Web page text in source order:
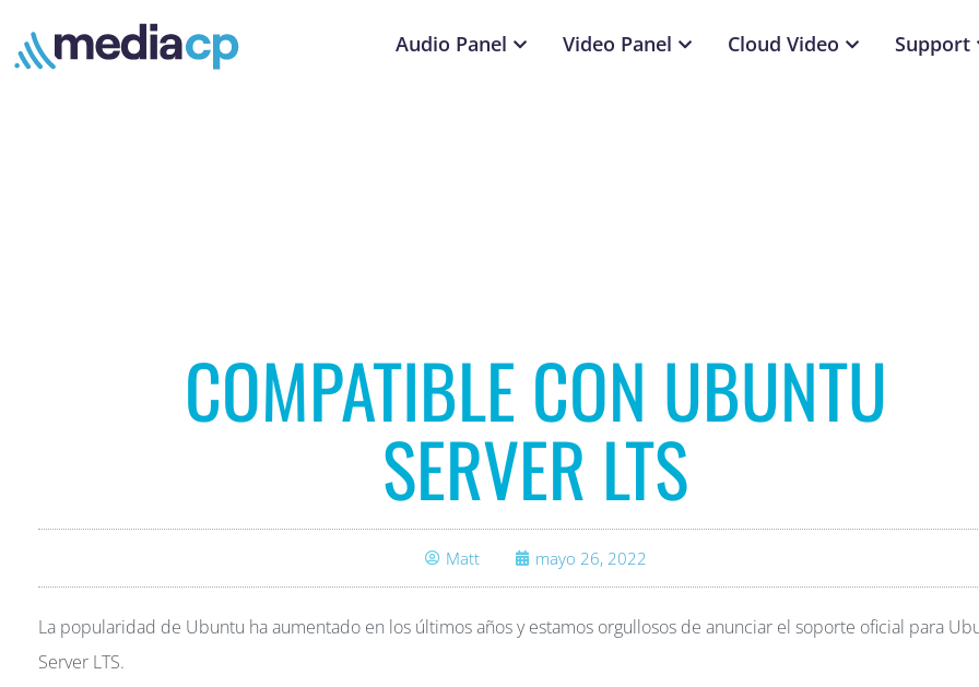
Audio Panel Video Panel Cloud Video Support
COMPATIBLE CON UBUNTU
SERVER LTS
Matt mayo 26, 2022
La popularidad de Ubuntu ha aumentado en los últimos años y estamos orgullosos de anunciar el soporte oficial para
Server LTS.